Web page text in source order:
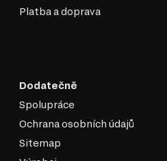
se z dřevěných vláken
a teplotou za přidání
vlastnostem se MDF
nábytku, dvířek,
interiérových prvků.
Platba a doprava
Dodatečně
Spolupráce
Ochrana osobních údajů
Sitemap